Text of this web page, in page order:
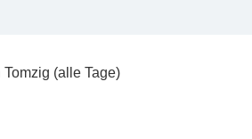
(alle Tage)